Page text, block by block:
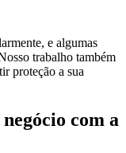
e algumas
trabalho também
proteção a sua
com a